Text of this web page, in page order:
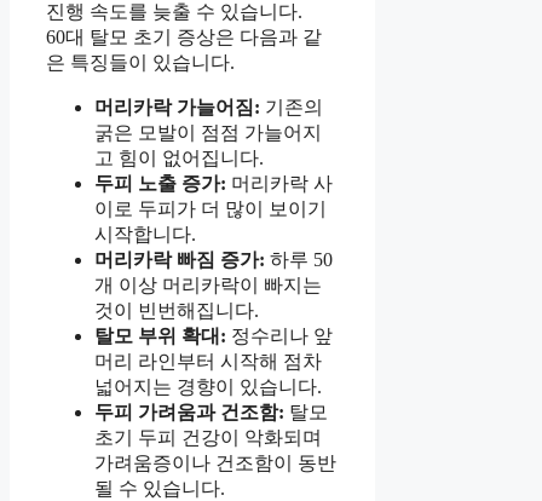
진행 속도를 늦출 수 있습니다.
60대 탈모 초기 증상은 다음과 같
은 특징들이 있습니다.
머리카락 가늘어짐: 기존의
굵은 모발이 점점 가늘어지
고 힘이 없어집니다.
두피 노출 증가: 머리카락 사
이로 두피가 더 많이 보이기
시작합니다.
머리카락 빠짐 증가: 하루 50
개 이상 머리카락이 빠지는
것이 빈번해집니다.
탈모 부위 확대: 정수리나 앞
머리 라인부터 시작해 점차
넓어지는 경향이 있습니다.
두피 가려움과 건조함: 탈모
초기 두피 건강이 악화되며
가려움증이나 건조함이 동반
될 수 있습니다.